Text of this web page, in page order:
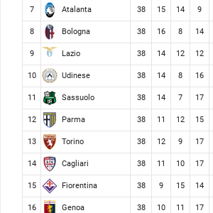
7 Atalanta 38 15 14 9
8 Bologna 38 16 8 14
9 Lazio 38 14 12 12
10 Udinese 38 14 8 16
11 Sassuolo 38 14 7 17
12 Parma 38 11 12 15
13 Torino 38 12 9 17
14 Cagliari 38 11 10 17
15 Fiorentina 38 9 15 14
16 Genoa 38 10 11 17